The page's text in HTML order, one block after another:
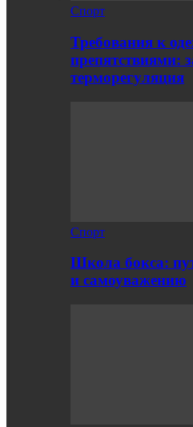
Спорт
Требования к
препятствиями:
терморегуляция
Спорт
Школа бокса:
и самоуважению